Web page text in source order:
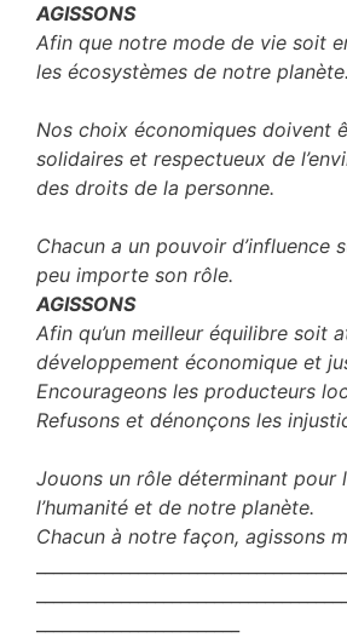
AGISSONS
Afin que notre mode de vie soit
les écosystèmes de notre planète.
Nos choix économiques doivent
solidaires et respectueux de
des droits de la personne.
Chacun a un pouvoir d’influence
peu importe son rôle.
AGISSONS
Afin qu’un meilleur équilibre soit
développement économique et
Encourageons les producteurs
Refusons et dénonçons les
Jouons un rôle déterminant pour
l’humanité et de notre planète.
Chacun à notre façon, agissons